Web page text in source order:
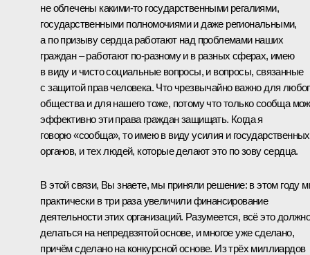
не облечены какими‑то государственными регалиями,
государственными полномочиями и даже региональными,
а по призыву сердца работают над проблемами наших
граждан – работают по‑разному и в разных сферах, имею
в виду и чисто социальные вопросы, и вопросы, связанные
с защитой прав человека. Что чрезвычайно важно для
общества и для нашего тоже, потому что только сообща
эффективно эти права граждан защищать. Когда я
говорю «сообща», то имею в виду усилия и государственных
органов, и тех людей, которые делают это по зову сердца.
В этой связи, Вы знаете, мы приняли решение: в этом году
практически в три раза увеличили финансирование
деятельности этих организаций. Разумеется, всё это
делаться на непредвзятой основе, и многое уже сделано,
причём сделано на конкурсной основе. Из трёх миллиардов